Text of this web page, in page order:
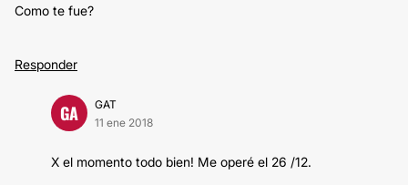
Como te fue?
Responder
GA
GAT
11 ene 2018
X el momento todo bien! Me operé el 26 /12.